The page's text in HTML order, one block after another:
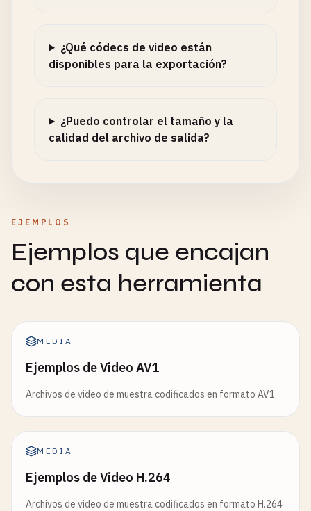
¿Qué códecs de video están
disponibles para la exportación?
¿Puedo controlar el tamaño y la
calidad del archivo de salida?
EJEMPLOS
Ejemplos que encajan
con esta herramienta
MEDIA
Ejemplos de Video AV1
Archivos de video de muestra codificados en formato AV1
MEDIA
Ejemplos de Video H.264
Archivos de video de muestra codificados en formato H.264